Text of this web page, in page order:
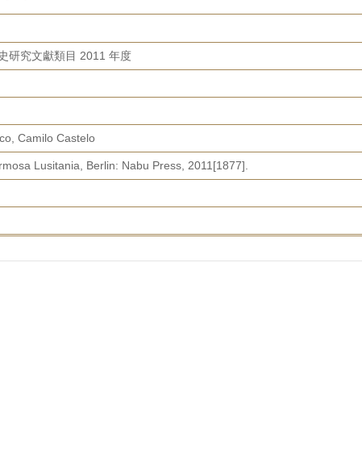
研究文獻類目 2011 年度
Camilo Castelo
Lusitania, Berlin: Nabu Press, 2011[1877].